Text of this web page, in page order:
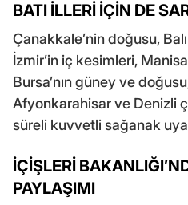
BATI İLLERİ İÇİN DE
Çanakkale’nin doğusu,
İzmir’in iç kesimleri,
Bursa’nın güney ve
Afyonkarahisar ve Denizli
süreli kuvvetli sağanak
İÇİŞLERİ
PAYLAŞIMI